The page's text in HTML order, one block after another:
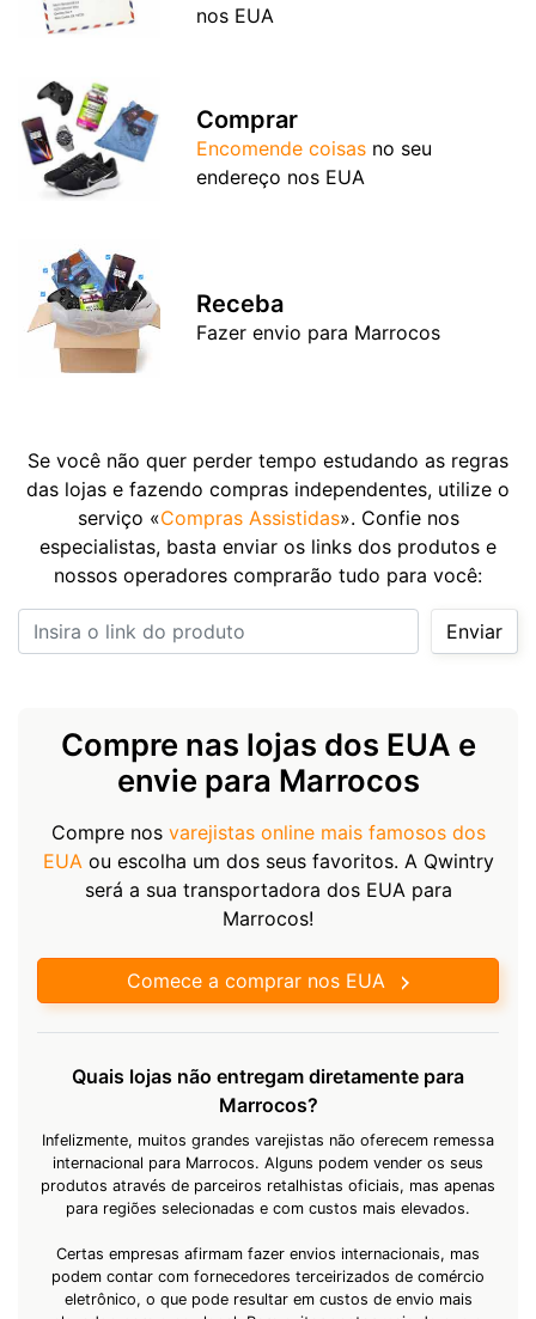
nos EUA
Comprar
Encomende coisas no seu
endereço nos EUA
Receba
Fazer envio para Marrocos
Se você não quer perder tempo estudando as regras
das lojas e fazendo compras independentes, utilize o
serviço «Compras Assistidas». Confie nos
especialistas, basta enviar os links dos produtos e
nossos operadores comprarão tudo para você:
Insira o link do produto
Enviar
Compre nas lojas dos EUA e
envie para Marrocos
Compre nos varejistas online mais famosos dos
EUAou escolha um dos seus favoritos. A Qwintry
será a sua transportadora dos EUA para
Marrocos!
Comece a comprar nos EUA
Quais lojas não entregam diretamente para
Marrocos?
Infelizmente, muitos grandes varejistas não oferecem remessa
internacional para Marrocos. Alguns podem vender os seus
produtos através de parceiros retalhistas oficiais, mas apenas
para regiões selecionadas e com custos mais elevados.
Certas empresas afirmam fazer envios internacionais, mas
podem contar com fornecedores terceirizados de comércio
eletrônico, o que pode resultar em custos de envio mais